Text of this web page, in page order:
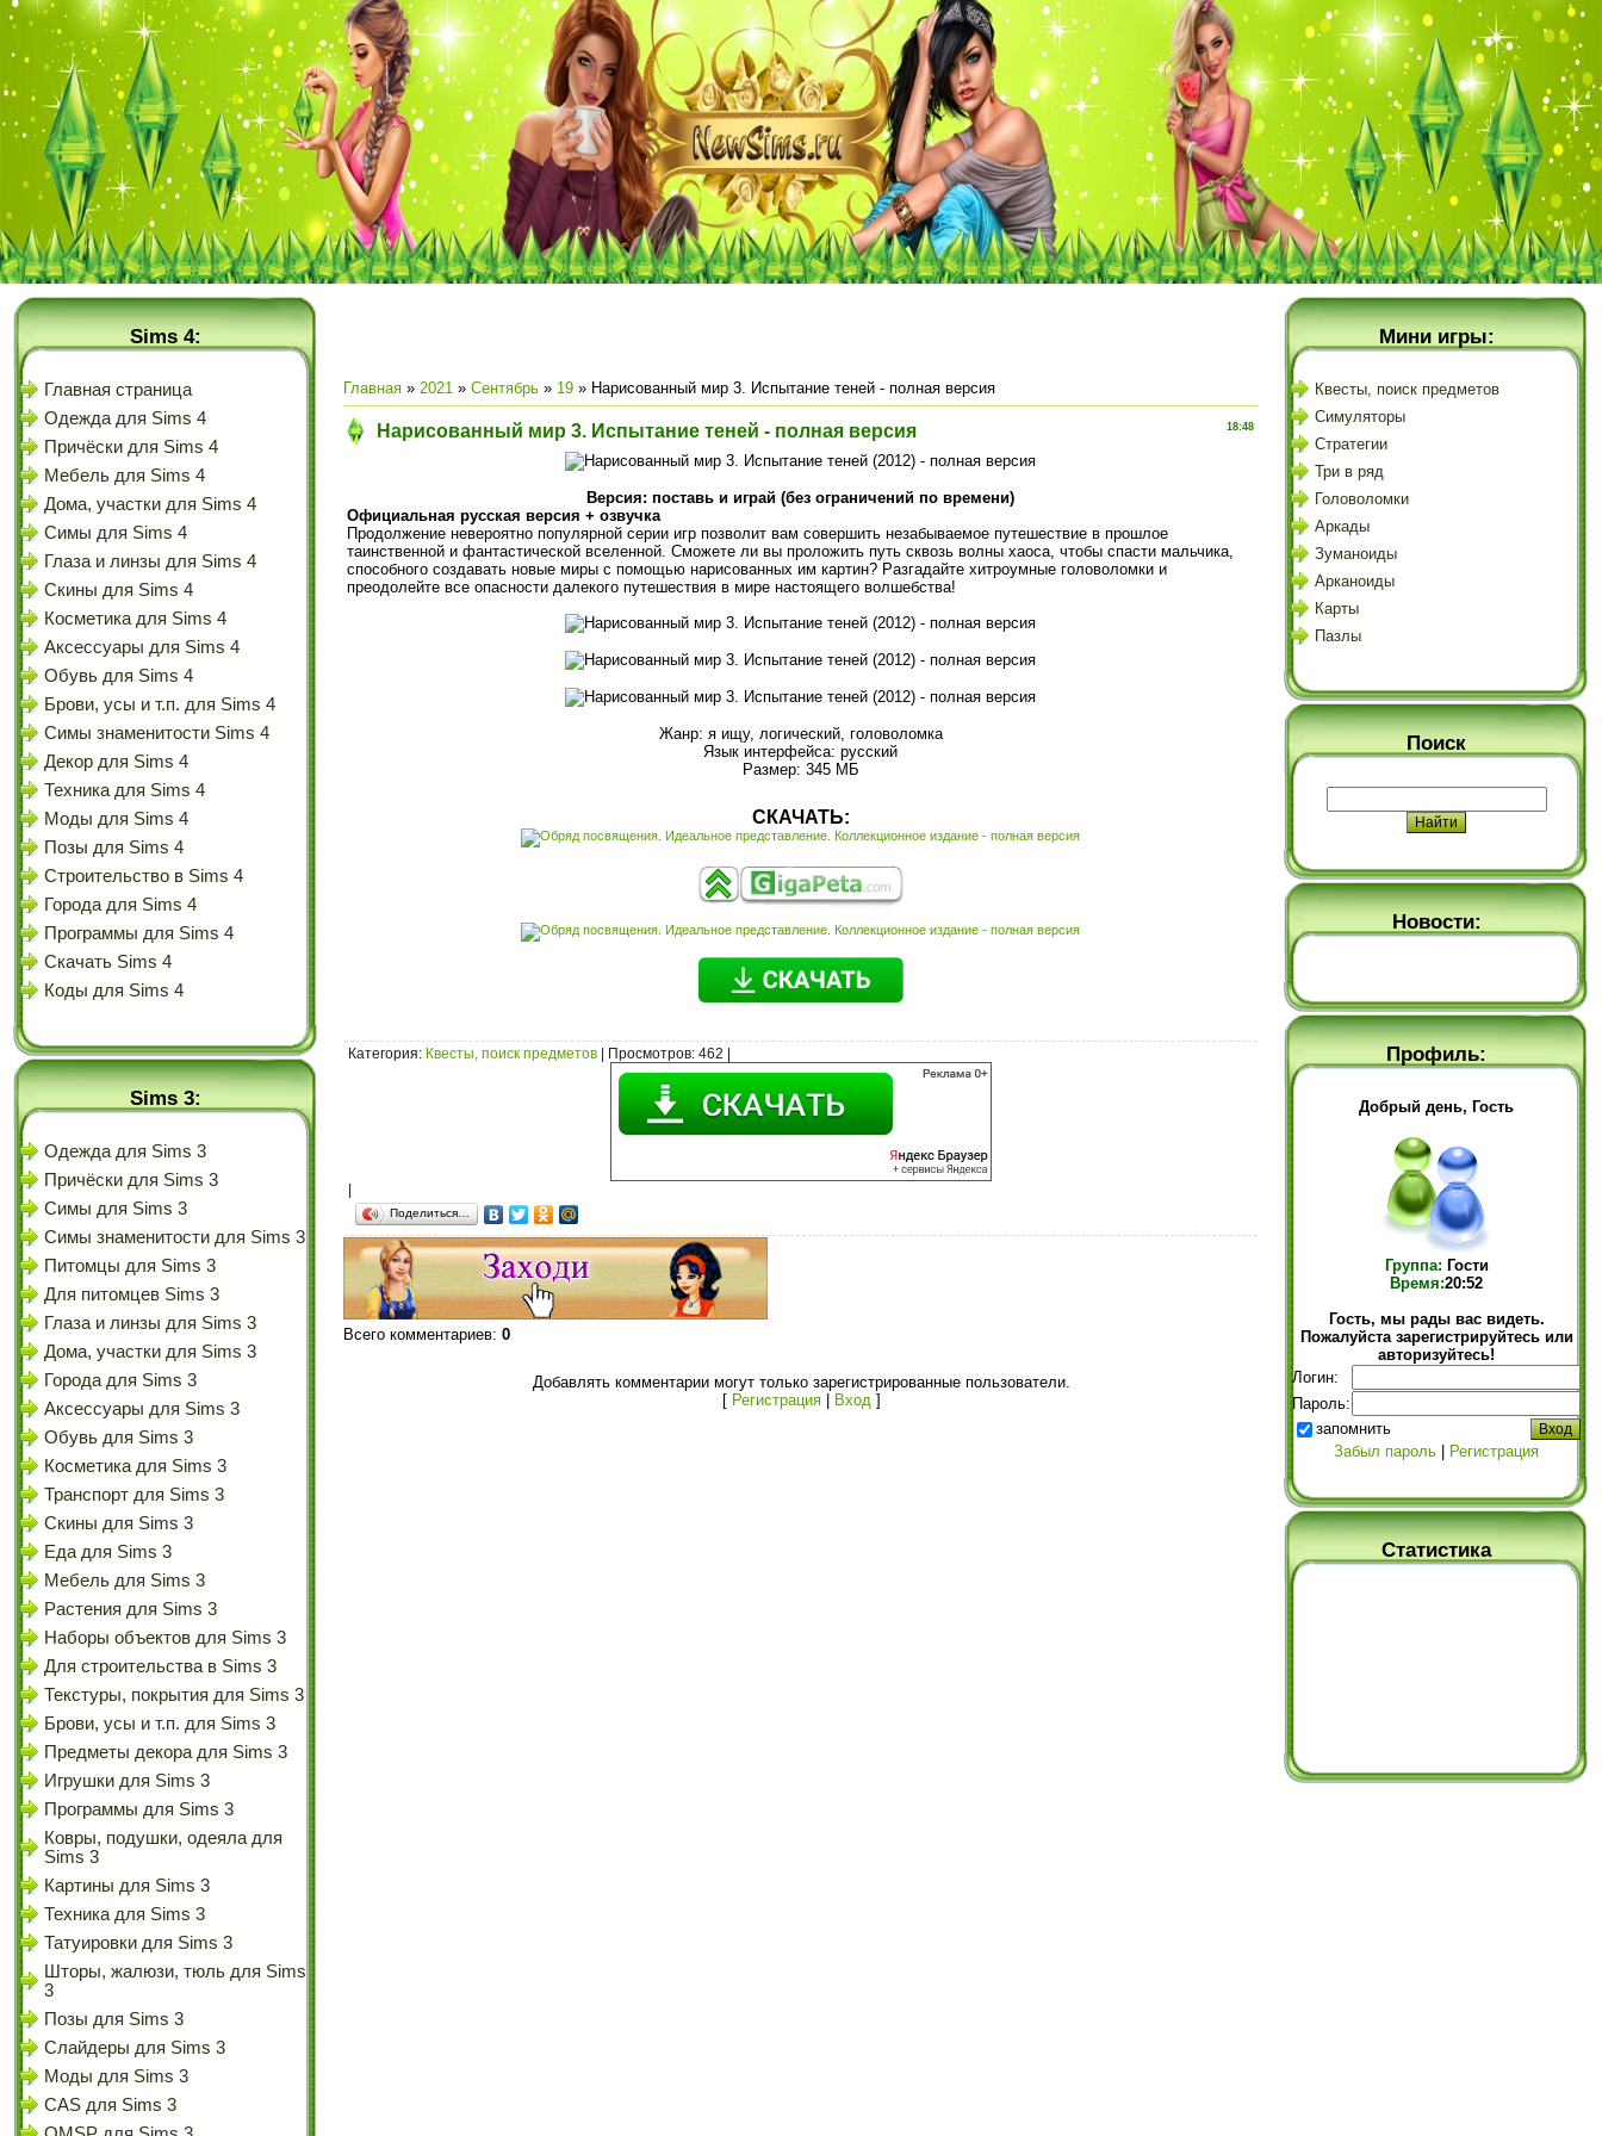
Sims 4:
Главная страница
Одежда для Sims 4
Причёски для Sims 4
Мебель для Sims 4
Дома, участки для Sims 4
Симы для Sims 4
Глаза и линзы для Sims 4
Скины для Sims 4
Косметика для Sims 4
Аксессуары для Sims 4
Обувь для Sims 4
Брови, усы и т.п. для Sims 4
Симы знаменитости Sims 4
Декор для Sims 4
Техника для Sims 4
Моды для Sims 4
Позы для Sims 4
Строительство в Sims 4
Города для Sims 4
Программы для Sims 4
Скачать Sims 4
Коды для Sims 4
Sims 3:
Одежда для Sims 3
Причёски для Sims 3
Симы для Sims 3
Симы знаменитости для Sims 3
Питомцы для Sims 3
Для питомцев Sims 3
Глаза и линзы для Sims 3
Дома, участки для Sims 3
Города для Sims 3
Аксессуары для Sims 3
Обувь для Sims 3
Косметика для Sims 3
Транспорт для Sims 3
Скины для Sims 3
Еда для Sims 3
Мебель для Sims 3
Растения для Sims 3
Наборы объектов для Sims 3
Для строительства в Sims 3
Текстуры, покрытия для Sims 3
Брови, усы и т.п. для Sims 3
Предметы декора для Sims 3
Игрушки для Sims 3
Программы для Sims 3
Ковры, подушки, одеяла для
Sims 3
Картины для Sims 3
Техника для Sims 3
Татуировки для Sims 3
Шторы, жалюзи, тюль для Sims
3
Позы для Sims 3
Слайдеры для Sims 3
Моды для Sims 3
CAS для Sims 3
Главная » 2021 » Сентябрь » 19 » Нарисованный мир 3. Испытание теней - полная версия
18:48
Нарисованный мир 3. Испытание теней - полная версия
Версия: поставь и играй (без ограничений по времени)
Официальная русская версия + озвучка
Продолжение невероятно популярной серии игр позволит вам совершить незабываемое путешествие в прошлое
таинственной и фантастической вселенной. Сможете ли вы проложить путь сквозь волны хаоса, чтобы спасти мальчика,
способного создавать новые миры с помощью нарисованных им картин? Разгадайте хитроумные головоломки и
преодолейте все опасности далекого путешествия в мире настоящего волшебства!
Жанр: я ищу, логический, головоломка
Язык интерфейса: русский
Размер: 345 МБ
СКАЧАТЬ:
Категория: Квесты, поиск предметов Просмотров: 462 |
Поделиться…
Всего комментариев: 0
Добавлять комментарии могут только зарегистрированные пользователи.
[ Регистрация| Вход]
Мини игры:
Квесты, поиск предметов
Симуляторы
Стратегии
Три в ряд
Головоломки
Аркады
Зуманоиды
Арканоиды
Карты
Пазлы
Поиск
Новости:
Профиль:
Добрый день, Гость
Группа: Гости
Время:20:52
Гость, мы рады вас видеть.
Пожалуйста зарегистрируйтесь или
авторизуйтесь!
Логин:
Пароль:
запомнить
Забыл пароль
Регистрация
Статистика